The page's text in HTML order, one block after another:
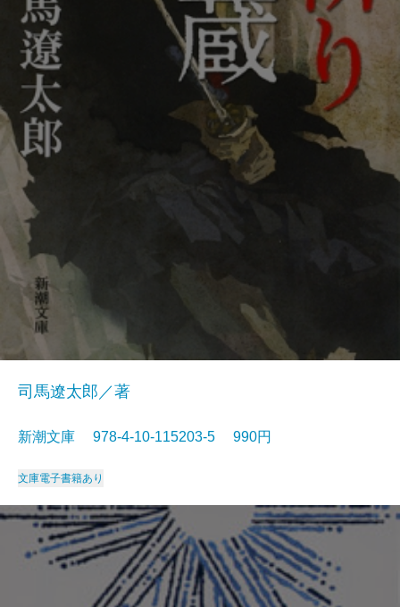
司馬遼太郎／著
新潮文庫 978-4-10-115203-5 990円
文庫電子書籍あり